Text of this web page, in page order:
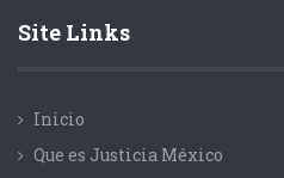
Site Links
Inicio
Que es Justicia México